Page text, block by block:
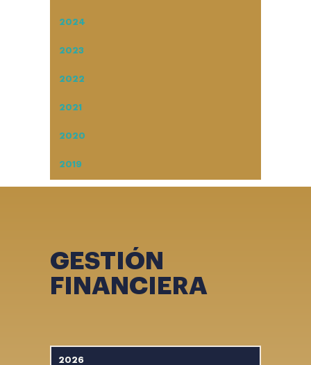
2024
2023
2022
2021
2020
2019
GESTIÓN
FINANCIERA
2026